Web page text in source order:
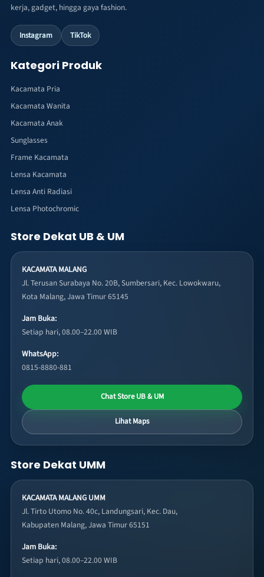
kerja, gadget, hingga gaya fashion.
Instagram TikTok
Kategori Produk
Kacamata Pria
Kacamata Wanita
Kacamata Anak
Sunglasses
Frame Kacamata
Lensa Kacamata
Lensa Anti Radiasi
Lensa Photochromic
Store Dekat UB & UM
KACAMATA MALANG
Jl. Terusan Surabaya No. 20B, Sumbersari, Kec. Lowokwaru,
Kota Malang, Jawa Timur 65145
Jam Buka:
Setiap hari, 08.00–22.00 WIB
WhatsApp:
0815-8880-881
Chat Store UB & UM
Lihat Maps
Store Dekat UMM
KACAMATA MALANG UMM
Jl. Tirto Utomo No. 40c, Landungsari, Kec. Dau,
Kabupaten Malang, Jawa Timur 65151
Jam Buka:
Setiap hari, 08.00–22.00 WIB